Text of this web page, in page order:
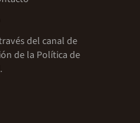
del canal de
de la Política de